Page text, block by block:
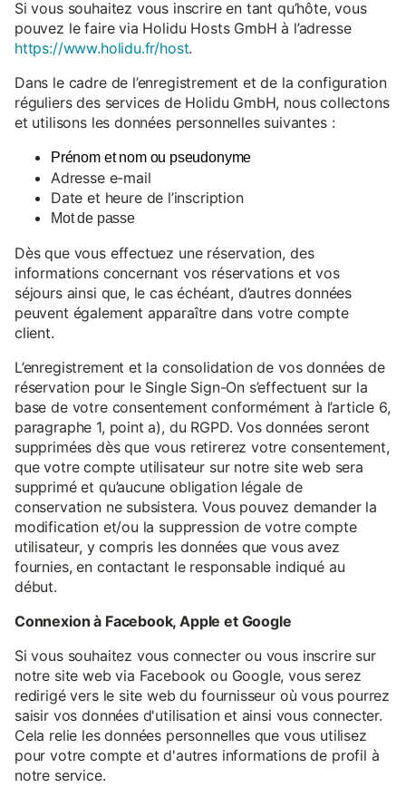
Si vous souhaitez vous inscrire en tant qu’hôte, vous
pouvez le faire via Holidu Hosts GmbH à l’adresse
https://www.holidu.fr/host.
Dans le cadre de l’enregistrement et de la configuration
réguliers des services de Holidu GmbH, nous collectons
et utilisons les données personnelles suivantes :
Prénom et nom ou pseudonyme
Adresse e-mail
Date et heure de l’inscription
Mot de passe
Dès que vous effectuez une réservation, des
informations concernant vos réservations et vos
séjours ainsi que, le cas échéant, d’autres données
peuvent également apparaître dans votre compte
client.
L’enregistrement et la consolidation de vos données de
réservation pour le Single Sign-On s’effectuent sur la
base de votre consentement conformément à l’article 6,
paragraphe 1, point a), du RGPD. Vos données seront
supprimées dès que vous retirerez votre consentement,
que votre compte utilisateur sur notre site web sera
supprimé et qu’aucune obligation légale de
conservation ne subsistera. Vous pouvez demander la
modification et/ou la suppression de votre compte
utilisateur, y compris les données que vous avez
fournies, en contactant le responsable indiqué au
début.
Connexion à Facebook, Apple et Google
Si vous souhaitez vous connecter ou vous inscrire sur
notre site web via Facebook ou Google, vous serez
redirigé vers le site web du fournisseur où vous pourrez
saisir vos données d'utilisation et ainsi vous connecter.
Cela relie les données personnelles que vous utilisez
pour votre compte et d'autres informations de profil à
notre service.